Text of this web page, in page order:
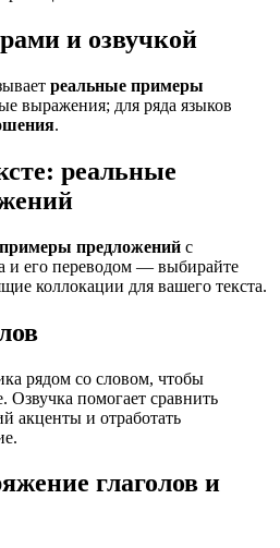
и озвучкой
реальные примеры
выражения; для ряда языков
.
реальные
предложений с
и его переводом — выбирайте
коллокации для вашего текста.
рядом со словом, чтобы
помогает сравнить
акценты и отработать
глаголов и